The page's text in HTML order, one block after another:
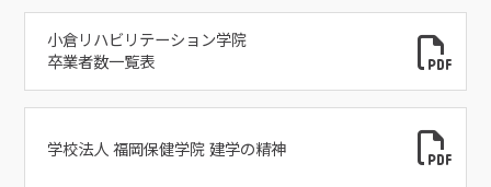
小倉リハビリテーション学院
卒業者数一覧表
学校法人 福岡保健学院 建学の精神